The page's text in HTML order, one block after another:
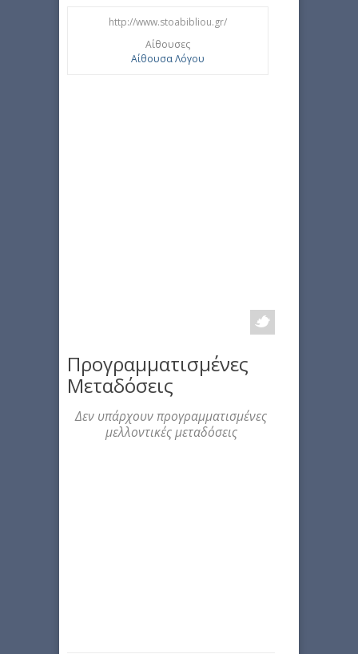
http://www.stoabibliou.gr/
Αίθουσες
Αίθουσα Λόγου
Προγραμματισμένες
Μεταδόσεις
Δεν υπάρχουν προγραμματισμένες
μελλοντικές μεταδόσεις